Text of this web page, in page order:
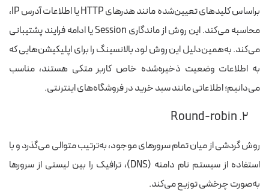
براساس کلیدهای تعیین‌شده مانند هدرهای HTTP یا اطلاعات آدرس IP،
محاسبه می‌کند. این روش از ماندگاری Session یا ادامه فرایند پشتیبانی
می‌کند. به‌همین‌دلیل این روش لود بالانسینگ را برای اپلیکیشن‌هایی که
به اطلاعات وضعیت ذخیره‌شده خاص کاربر متکی هستند، مناسب
می‌دانیم؛ اطلاعاتی مانند سبد خرید در فروشگاه‌های اینترنتی.
۲. Round-robin
روش گردشی از میان تمام سرورهای موجود، به‌ترتیب متوالی می‌گذرد و با
استفاده از سیستم نام دامنه (DNS)، ترافیک را بین لیستی از سرورها
به‌صورت چرخشی توزیع می‌کند.